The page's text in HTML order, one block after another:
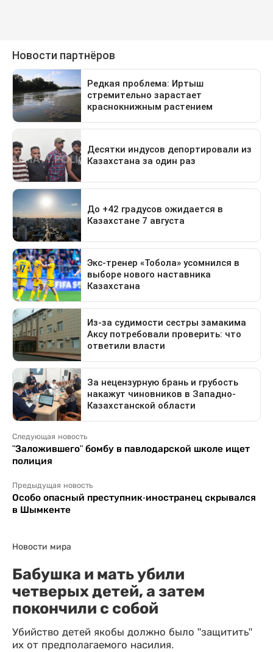
Следующая новость
"Заложившего" бомбу в павлодарской школе ищет
полиция
Предыдущая новость
Особо опасный преступник-иностранец скрывался
в Шымкенте
Новости мира
Бабушка и мать убили
четверых детей, а затем
покончили с собой
Убийство детей якобы должно было "защитить"
их от предполагаемого насилия.